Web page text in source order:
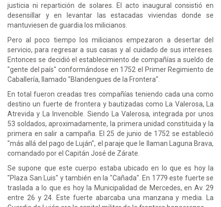
justicia ni repartición de solares. El acto inaugural consistió en
desensillar y en levantar las estacadas viviendas donde se
mantuviesen de guardia los milicianos.
Pero al poco tiempo los milicianos empezaron a desertar del
servicio, para regresar a sus casas y al cuidado de sus intereses.
Entonces se decidió el establecimiento de compañías a sueldo de
"gente del país" conformándose en 1752 el Primer Regimiento de
Caballería, llamado "Blandengues de la Frontera".
En total fueron creadas tres compañías teniendo cada una como
destino un fuerte de frontera y bautizadas como La Valerosa, La
Atrevida y La Invencible. Siendo La Valerosa, integrada por unos
53 soldados, aproximadamente, la primera unidad constituida y la
primera en salir a campaña. El 25 de junio de 1752 se estableció
"más allá del pago de Luján", el paraje que le llaman Laguna Brava,
comandado por el Capitán José de Zárate.
Se supone que este cuerpo estaba ubicado en lo que es hoy la
"Plaza San Luis" y también en la "Cañada". En 1779 este fuerte se
traslada a lo que es hoy la Municipalidad de Mercedes, en Av. 29
entre 26 y 24. Este fuerte abarcaba una manzana y media. La